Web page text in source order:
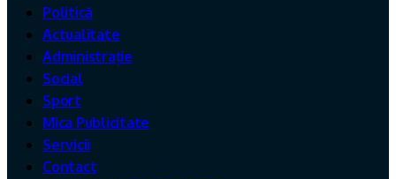
Politică
Actualitate
Administrație
Social
Sport
Mica Publicitate
Servicii
Contact